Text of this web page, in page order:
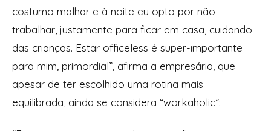
costumo malhar e à noite eu opto por não
trabalhar, justamente para ficar em casa, cuidando
das crianças. Estar officeless é super-importante
para mim, primordial”, afirma a empresária, que
apesar de ter escolhido uma rotina mais
equilibrada, ainda se considera “workaholic”: